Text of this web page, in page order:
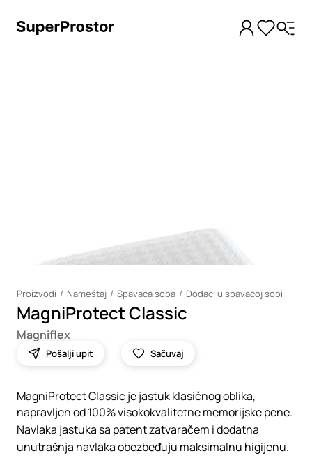
Proizvodi Nameštaj Spavaća soba Dodaci u spavaćoj sobi
MagniProtect Classic
Magniflex
Pošalji upit Sačuvaj
MagniProtect Classic je jastuk klasičnog oblika,
napravljen od 100% visokokvalitetne memorijske pene.
Navlaka jastuka sa patent zatvaračem i dodatna
unutrašnja navlaka obezbeđuju maksimalnu higijenu.